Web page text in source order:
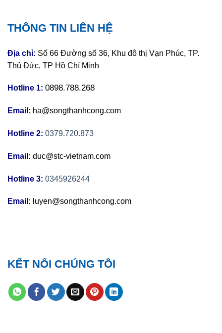
THÔNG TIN LIÊN HỆ
Địa chỉ: Số 66 Đường số 36, Khu đô thị Vạn Phúc, TP.
Thủ Đức, TP Hồ Chí Minh
Hotline 1: 0898.788.268
Email: ha@songthanhcong.com
Hotline 2: 0379.720.873
Email: duc@stc-vietnam.com
Hotline 3: 0345926244
Email: luyen@songthanhcong.com
KẾT NỐI CHÚNG TÔI